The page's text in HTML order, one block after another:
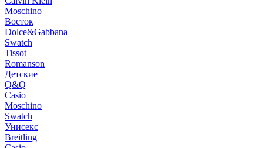
Moschino
Восток
Dolce&Gabbana
Swatch
Tissot
Romanson
Детские
Q&Q
Casio
Moschino
Swatch
Унисекс
Breitling